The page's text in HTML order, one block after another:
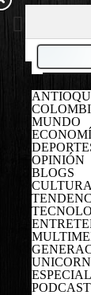
MUNDO
OPINIÓN
BLOGS
CULTURA
PODCAST